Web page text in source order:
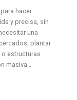
hacer
y precisa, sin
una
plantar
estructuras
masiva…